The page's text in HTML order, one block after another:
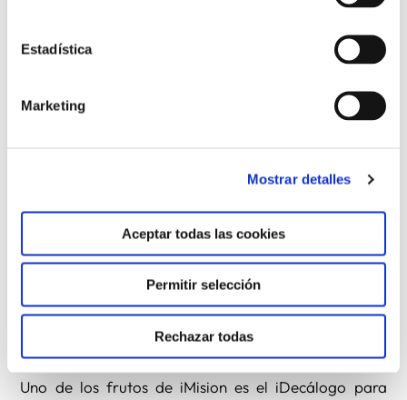
Estadística
Marketing
Mostrar detalles
Aceptar todas las cookies
Permitir selección
Rechazar todas
año de vida. Fundada por el sacerdote marianista
Daniel Pajuelo y la religiosa de la Pureza de María,
Xiskya Valladares, está coordinado por un grupo de
religiosos y seglares. iMision, presente en Twitter con
la evangelización en Internet, ofrecerles formación y
favorecer el encuentro y la reflexión. Su principal
inspiración es la doctrina de la Iglesia en el terreno de
los medios de comunicación y el mayor ejemplo el
Papa Francisco, que acaba de superar los cuatro
millones de seguidores en su cuenta de Twitter en
Uno de los frutos de iMision es el iDecálogo para